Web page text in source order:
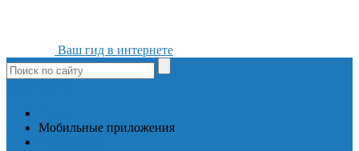
Ваш гид в интернете
Мобильные приложения